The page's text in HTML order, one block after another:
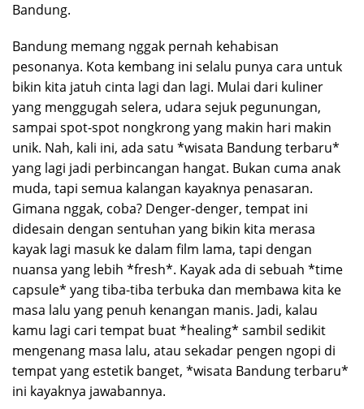
Bandung.
Bandung memang nggak pernah kehabisan
pesonanya. Kota kembang ini selalu punya cara untuk
bikin kita jatuh cinta lagi dan lagi. Mulai dari kuliner
yang menggugah selera, udara sejuk pegunungan,
sampai spot-spot nongkrong yang makin hari makin
unik. Nah, kali ini, ada satu *wisata Bandung terbaru*
yang lagi jadi perbincangan hangat. Bukan cuma anak
muda, tapi semua kalangan kayaknya penasaran.
Gimana nggak, coba? Denger-denger, tempat ini
didesain dengan sentuhan yang bikin kita merasa
kayak lagi masuk ke dalam film lama, tapi dengan
nuansa yang lebih *fresh*. Kayak ada di sebuah *time
capsule* yang tiba-tiba terbuka dan membawa kita ke
masa lalu yang penuh kenangan manis. Jadi, kalau
kamu lagi cari tempat buat *healing* sambil sedikit
mengenang masa lalu, atau sekadar pengen ngopi di
tempat yang estetik banget, *wisata Bandung terbaru*
ini kayaknya jawabannya.